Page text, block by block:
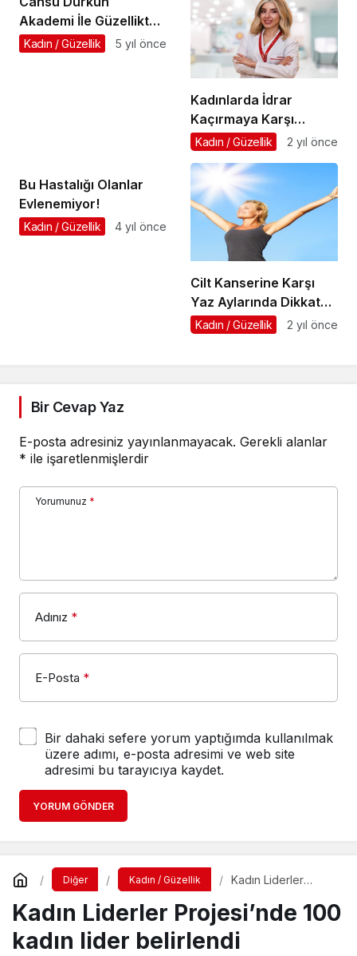
Akademi İle Güzellikte
Profesyonel Olmak
Kadın / Güzellik 5 yıl önce
Kadınlarda İdrar
Kaçırmaya Karşı
Önemli Tavsiyeler
Kadın / Güzellik 2 yıl önce
Bu Hastalığı Olanlar
Evlenemiyor!
Kadın / Güzellik 4 yıl önce
Cilt Kanserine Karşı
Yaz Aylarında Dikkat
Edilmesi Gerekenler
Kadın / Güzellik 2 yıl önce
Bir Cevap Yaz
E-posta adresiniz yayınlanmayacak. Gerekli alanlar
* ile işaretlenmişlerdir
Yorumunuz *
Adınız *
E-Posta *
Bir dahaki sefere yorum yaptığımda kullanılmak
üzere adımı, e-posta adresimi ve web site
adresimi bu tarayıcıya kaydet.
YORUM GÖNDER
Diğer Kadın / Güzellik
Kadın Liderler
kadın lider
belirlendi
Kadın Liderler Projesi’nde 100
kadın lider belirlendi